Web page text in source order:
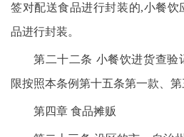
签对配送食品进行封装的,小餐饮
品进行封装。
第二十二条 小餐饮进货查验
限按照本条例第十五条第一款、第
第四章 食品摊贩